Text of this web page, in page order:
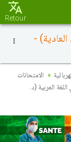
Retour
-
الامتحانات
العربية (د.